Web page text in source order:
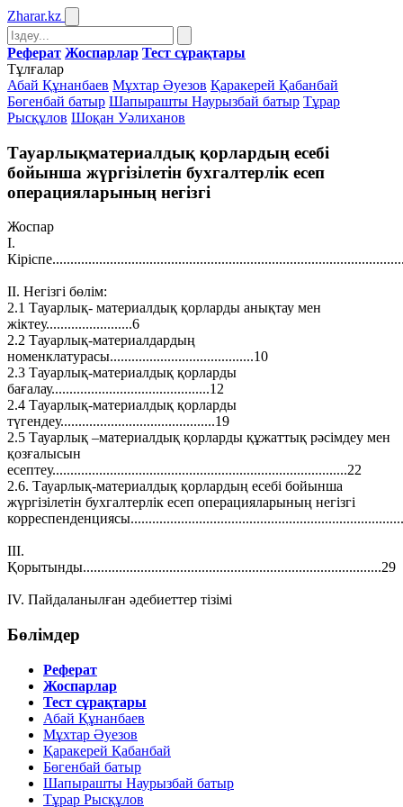
Zharar.kz
Реферат Жоспарлар Тест сұрақтары
Тұлғалар
Абай Құнанбаев Мұхтар Әуезов Қаракерей Қабанбай
Бөгенбай батыр Шапырашты Наурызбай батыр Тұрар
Рысқұлов Шоқан Уәлиханов
Тауарлықматериалдық қорлардың есебі
бойынша жүргізілетін бухгалтерлік есеп
операцияларының негізгі
Жоспар
І.
ІІ. Негізгі бөлім:
2.1 Тауарлық- материалдық қорларды анықтау мен
жіктеу........................6
2.2 Тауарлық-материалдардың
номенклатурасы........................................10
2.3 Тауарлық-материалдық қорларды
бағалау............................................12
2.4 Тауарлық-материалдық қорларды
түгендеу...........................................19
2.5 Тауарлық –материалдық қорларды құжаттық рәсімдеу мен
қозғалысын
есептеу..................................................................................22
2.6. Тауарлық-материалдық қорлардың есебі бойынша
жүргізілетін бухгалтерлік есеп операцияларының негізгі
ІІІ.
Қорытынды...................................................................................29
ІV. Пайдаланылған әдебиеттер тізімі
Бөлімдер
Реферат
Жоспарлар
Тест сұрақтары
Абай Құнанбаев
Мұхтар Әуезов
Қаракерей Қабанбай
Бөгенбай батыр
Шапырашты Наурызбай батыр
Тұрар Рысқұлов